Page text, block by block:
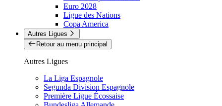
Euro 2028
Ligue des Nations
Copa America
Autres Ligues
Retour au menu principal
Autres Ligues
La Liga Espagnole
Segunda Division Espagnole
Première Ligue Écossaise